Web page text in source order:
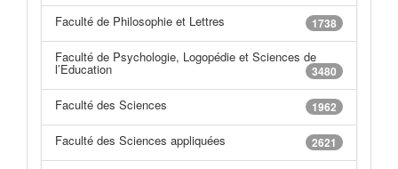
Faculté de Philosophie et Lettres 1738
Faculté de Psychologie, Logopédie et Sciences de
l’Education 3480
Faculté des Sciences 1962
Faculté des Sciences appliquées 2621